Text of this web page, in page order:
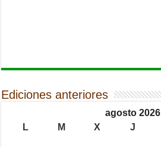
Ediciones anteriores
agosto 2026
L
M X J